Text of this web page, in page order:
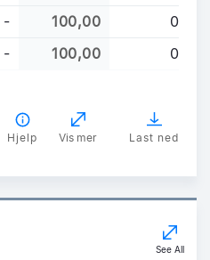
- 100,00
0
- 100,00 0
Hjelp Vis mer Last ned
See All